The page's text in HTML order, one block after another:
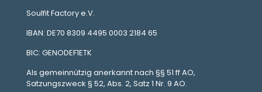
Soulfit Factory e.V.
IBAN: DE70 8309 4495 0003 2184 65
BIC: GENODEF1ETK
Als gemeinnützig anerkannt nach §§ 51 ff AO,
Satzungszweck § 52, Abs. 2, Satz 1 Nr. 9 AO.